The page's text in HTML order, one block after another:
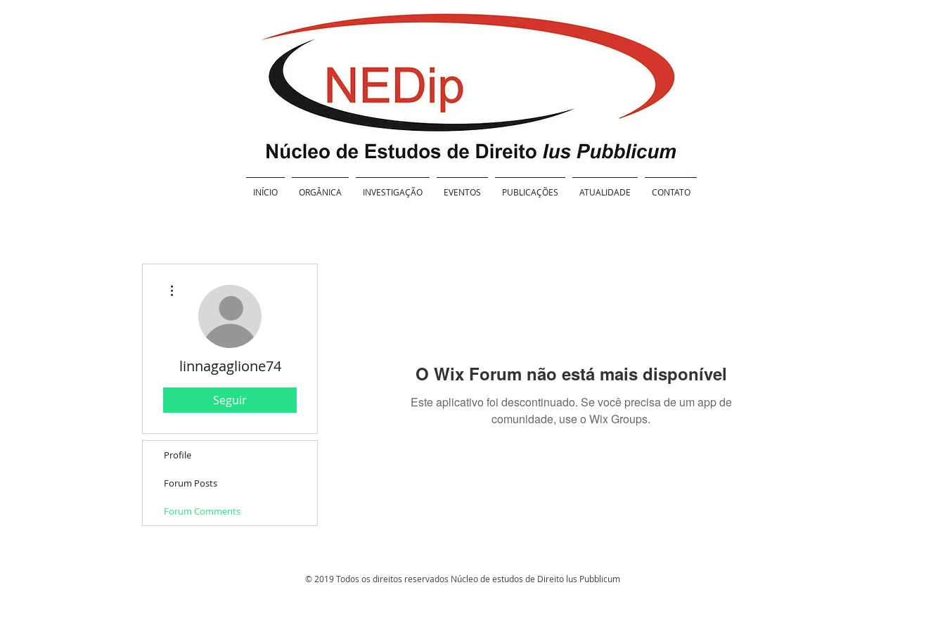
INÍCIO ORGÂNICA INVESTIGAÇÃO EVENTOS PUBLICAÇÕES ATUALIDADE CONTATO
O Wix Forum não está mais disponível
Este aplicativo foi descontinuado. Se você precisa de um app de
comunidade, use o Wix Groups.
linnagaglione74
Seguir
Profile
Forum Posts
Forum Comments
© 2019 Todos os direitos reservados Núcleo de estudos de Direito lus Pubblicum